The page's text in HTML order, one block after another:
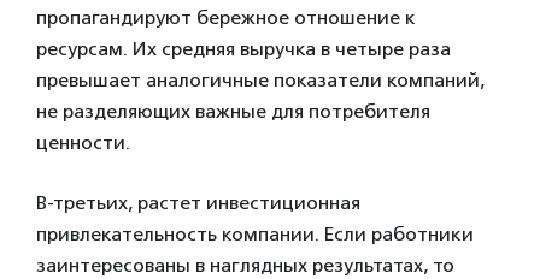
пропагандируют бережное отношение к
ресурсам. Их средняя выручка в четыре раза
превышает аналогичные показатели компаний,
не разделяющих важные для потребителя
ценности.
В-третьих, растет инвестиционная
привлекательность компании. Если работники
заинтересованы в наглядных результатах, то